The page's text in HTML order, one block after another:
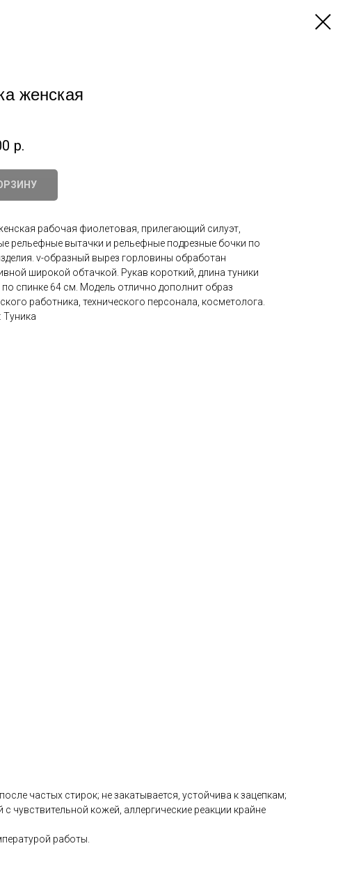
женская
р.
рабочая фиолетовая, прилегающий силуэт,
рельефные вытачки и рельефные подрезные бочки по
v-образный вырез горловины обработан
широкой обтачкой. Рукав короткий, длина туники
по спинке 64 см. Модель отлично дополнит образ
работника, технического персонала, косметолога.
Туника
частых стирок; не закатывается, устойчива к зацепкам;
кожей, аллергические реакции крайне
работы.